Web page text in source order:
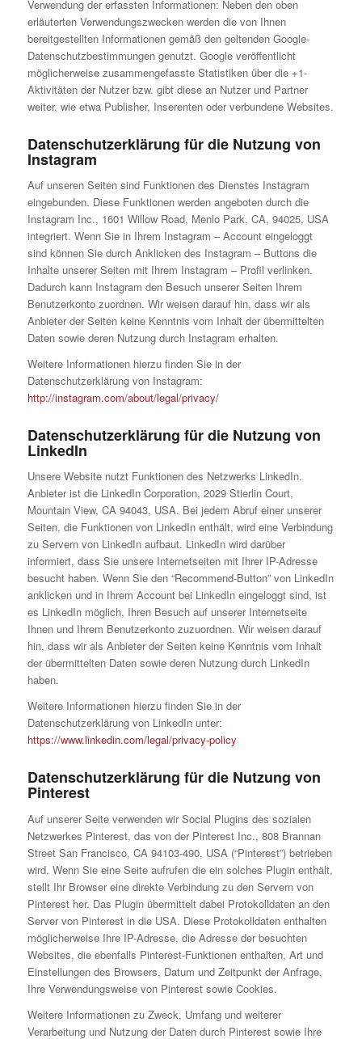
Verwendung der erfassten Informationen: Neben den oben
erläuterten Verwendungszwecken werden die von Ihnen
bereitgestellten Informationen gemäß den geltenden Google-
Datenschutzbestimmungen genutzt. Google veröffentlicht
möglicherweise zusammengefasste Statistiken über die +1-
Aktivitäten der Nutzer bzw. gibt diese an Nutzer und Partner
weiter, wie etwa Publisher, Inserenten oder verbundene Websites.
Datenschutzerklärung für die Nutzung von
Instagram
Auf unseren Seiten sind Funktionen des Dienstes Instagram
eingebunden. Diese Funktionen werden angeboten durch die
Instagram Inc., 1601 Willow Road, Menlo Park, CA, 94025, USA
integriert. Wenn Sie in Ihrem Instagram – Account eingeloggt
sind können Sie durch Anklicken des Instagram – Buttons die
Inhalte unserer Seiten mit Ihrem Instagram – Profil verlinken.
Dadurch kann Instagram den Besuch unserer Seiten Ihrem
Benutzerkonto zuordnen. Wir weisen darauf hin, dass wir als
Anbieter der Seiten keine Kenntnis vom Inhalt der übermittelten
Daten sowie deren Nutzung durch Instagram erhalten.
Weitere Informationen hierzu finden Sie in der
Datenschutzerklärung von Instagram:
http://instagram.com/about/legal/privacy/
Datenschutzerklärung für die Nutzung von
LinkedIn
Unsere Website nutzt Funktionen des Netzwerks LinkedIn.
Anbieter ist die LinkedIn Corporation, 2029 Stierlin Court,
Mountain View, CA 94043, USA. Bei jedem Abruf einer unserer
Seiten, die Funktionen von LinkedIn enthält, wird eine Verbindung
zu Servern von LinkedIn aufbaut. LinkedIn wird darüber
informiert, dass Sie unsere Internetseiten mit Ihrer IP-Adresse
besucht haben. Wenn Sie den “Recommend-Button” von LinkedIn
anklicken und in Ihrem Account bei LinkedIn eingeloggt sind, ist
es LinkedIn möglich, Ihren Besuch auf unserer Internetseite
Ihnen und Ihrem Benutzerkonto zuzuordnen. Wir weisen darauf
hin, dass wir als Anbieter der Seiten keine Kenntnis vom Inhalt
der übermittelten Daten sowie deren Nutzung durch LinkedIn
haben.
Weitere Informationen hierzu finden Sie in der
Datenschutzerklärung von LinkedIn unter:
https://www.linkedin.com/legal/privacy-policy
Datenschutzerklärung für die Nutzung von
Pinterest
Auf unserer Seite verwenden wir Social Plugins des sozialen
Netzwerkes Pinterest, das von der Pinterest Inc., 808 Brannan
Street San Francisco, CA 94103-490, USA (“Pinterest”) betrieben
wird. Wenn Sie eine Seite aufrufen die ein solches Plugin enthält,
stellt Ihr Browser eine direkte Verbindung zu den Servern von
Pinterest her. Das Plugin übermittelt dabei Protokolldaten an den
Server von Pinterest in die USA. Diese Protokolldaten enthalten
möglicherweise Ihre IP-Adresse, die Adresse der besuchten
Websites, die ebenfalls Pinterest-Funktionen enthalten, Art und
Einstellungen des Browsers, Datum und Zeitpunkt der Anfrage,
Ihre Verwendungsweise von Pinterest sowie Cookies.
Weitere Informationen zu Zweck, Umfang und weiterer
Verarbeitung und Nutzung der Daten durch Pinterest sowie Ihre